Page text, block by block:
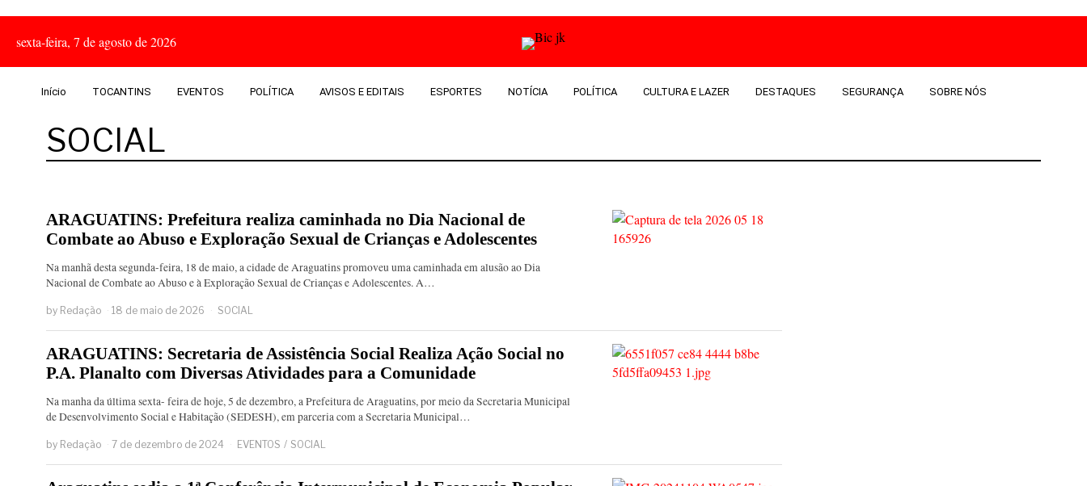
sexta-feira, 7 de agosto de 2026
Início TOCANTINS EVENTOS POLÍTICA AVISOS E EDITAIS ESPORTES NOTÍCIA POLÍTICA CULTURA E LAZER DESTAQUES SEGURANÇA SOBRE NÓS
SOCIAL
ARAGUATINS: Prefeitura realiza caminhada no Dia Nacional de
Combate ao Abuso e Exploração Sexual de Crianças e Adolescentes
Na manhã desta segunda-feira, 18 de maio, a cidade de Araguatins promoveu uma caminhada em alusão ao Dia
Nacional de Combate ao Abuso e à Exploração Sexual de Crianças e Adolescentes. A…
by Redação 18 de maio de 2026 SOCIAL
ARAGUATINS: Secretaria de Assistência Social Realiza Ação Social no
P.A. Planalto com Diversas Atividades para a Comunidade
Na manha da última sexta- feira de hoje, 5 de dezembro, a Prefeitura de Araguatins, por meio da Secretaria Municipal
de Desenvolvimento Social e Habitação (SEDESH), em parceria com a Secretaria Municipal…
by Redação 7 de dezembro de 2024 EVENTOS / SOCIAL